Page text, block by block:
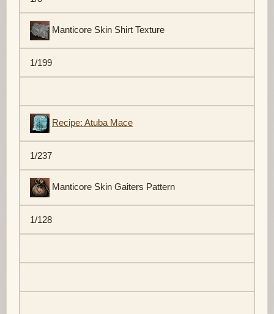
Manticore Skin Shirt Texture
1/199
Recipe: Atuba Mace
1/237
Manticore Skin Gaiters Pattern
1/128